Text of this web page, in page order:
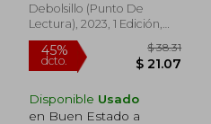
45%
dcto.
$ 43.36
Debolsillo (Punto De
Lectura), 2023, 1 Edición,
Tapa Blanda, Nuevo
Disponible Usado
en Buen Estado a